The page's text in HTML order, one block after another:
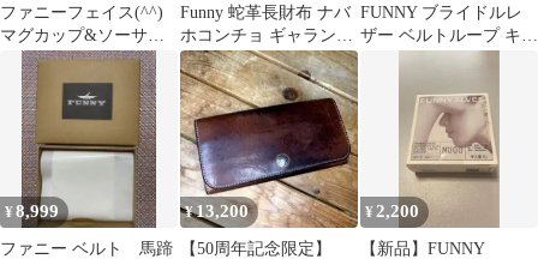
ファニーフェイス(^^)
マグカップ&ソーサー
セット☆ スタンド付き
Funny 蛇革長財布 ナバ
ホコンチョ ギャランテ
ィ付き
FUNNY ブライドルレ
ザー ベルトループ キー
¥8,999
ファニー ベルト 馬蹄
¥13,200
【50周年記念限定】
¥ 2,200
【新品】FUNNY